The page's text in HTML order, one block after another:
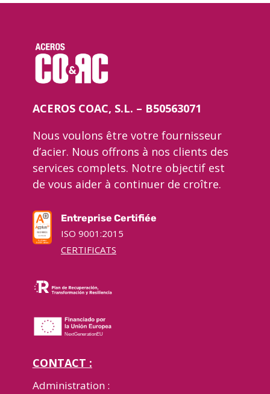
ACEROS COAC, S.L. – B50563071
Nous voulons être votre fournisseur
d’acier. Nous offrons à nos clients des
services complets. Notre objectif est
de vous aider à continuer de croître.
Entreprise Certifiée
ISO 9001:2015
CERTIFICATS
CONTACT :
Administration :